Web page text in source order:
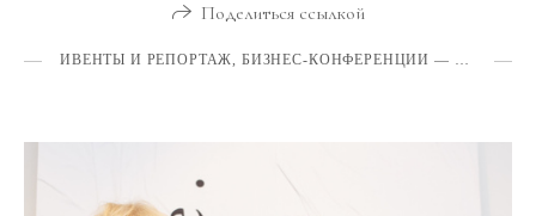
Поделиться ссылкой
ИВЕНТЫ И РЕПОРТАЖ, БИЗНЕС-КОНФЕРЕНЦИИ — ГАЛЕРЕЯ